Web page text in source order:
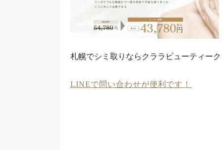
札幌でシミ取りならクララビューティー
LINEで問い合わせが便利です！